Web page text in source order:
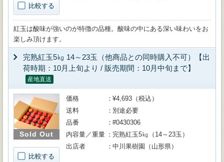
比較する
紅玉は酸味が強いのが特徴の品種。酸味の中にある深い味わいをお
楽しみ頂けます。
完熟紅玉5㎏ 14～23玉（他商品との同時購入不可）【出
荷時期：10月上旬より / 販売期間：10月中旬まで】
産地直送
Sold Out
比較する
価格
¥4,693（税込）
送料
別途必要
品番
#0430306
内容量／重量
完熟紅玉5㎏（14～23玉）
出店者
中川果樹園（山形県）